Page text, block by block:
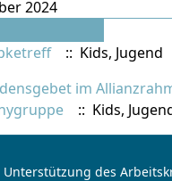
2024
:: Kids, Jugend
im
:: Kids,
des